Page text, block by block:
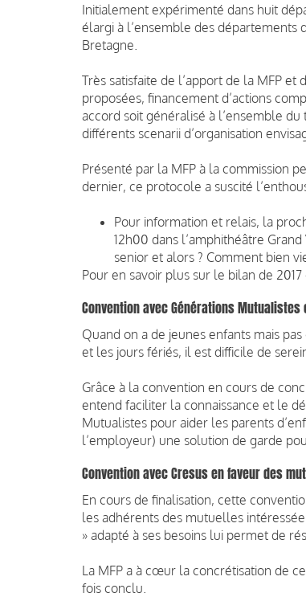
Initialement expérimenté dans huit
élargi à l’ensemble des départements
Bretagne.
Très satisfaite de l’apport de la MFP
proposées, financement d’actions
accord soit généralisé à l’ensemble
différents scenarii d’organisation
Présenté par la MFP à la commission
dernier, ce protocole a suscité
Pour information et relais, la
12h00 dans l’amphithéâtre
senior et alors ? Comment bien
Pour en savoir plus sur le bilan de
Convention avec Générations
Quand on a de jeunes enfants mais
et les jours fériés, il est difficile de
Grâce à la convention en cours de
entend faciliter la connaissance et le
Mutualistes pour aider les parents
l’employeur) une solution de garde
Convention avec Cresus en faveur des
En cours de finalisation, cette
les adhérents des mutuelles
» adapté à ses besoins lui permet de
La MFP a à cœur la concrétisation de
fois conclu.